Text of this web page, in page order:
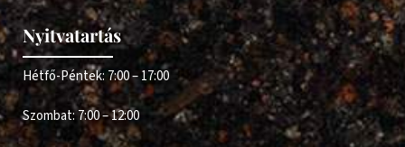
Nyitvatartás
Hétfő-Péntek: 7:00 – 17:00
Szombat: 7:00 – 12:00